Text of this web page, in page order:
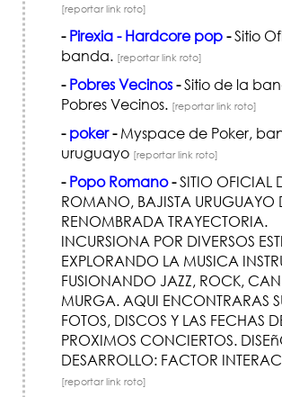
[reportar link roto]
- Pirexia - Hardcore pop-Sitio
banda. [reportar link roto]
- Pobres Vecinos-Sitio de la
Pobres Vecinos. [reportar link roto]
- poker-Myspace de Poker,
uruguayo [reportar link roto]
- Popo Romano-SITIO OFICIAL
ROMANO, BAJISTA URUGUAYO
RENOMBRADA TRAYECTORIA.
INCURSIONA POR DIVERSOS
EXPLORANDO LA MUSICA
FUSIONANDO JAZZ, ROCK,
MURGA. AQUI ENCONTRARAS
FOTOS, DISCOS Y LAS FECHAS
PROXIMOS CONCIERTOS.
DESARROLLO: FACTOR
[reportar link roto]